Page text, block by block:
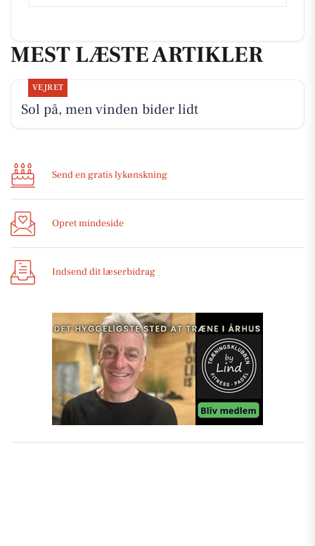
MEST LÆSTE ARTIKLER
VEJRET
Sol på, men vinden bider lidt
Send en gratis lykønskning
Opret mindeside
Indsend dit læserbidrag